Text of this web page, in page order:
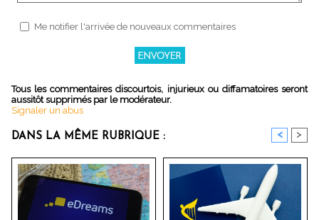
Me notifier l'arrivée de nouveaux commentaires
Tous les commentaires discourtois, injurieux ou diffamatoires seront
aussitôt supprimés par le modérateur.
Signaler un abus
DANS LA MÊME RUBRIQUE : < >